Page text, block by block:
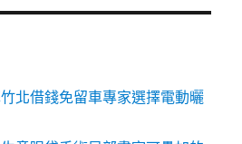
北借錢免留車專家選擇電動曬